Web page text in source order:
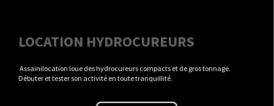
LOCATION HYDROCUREURS
Assainilocation loue des hydrocureurs compacts et de gros tonnage.
Débuter et tester son activité en toute tranquillité.